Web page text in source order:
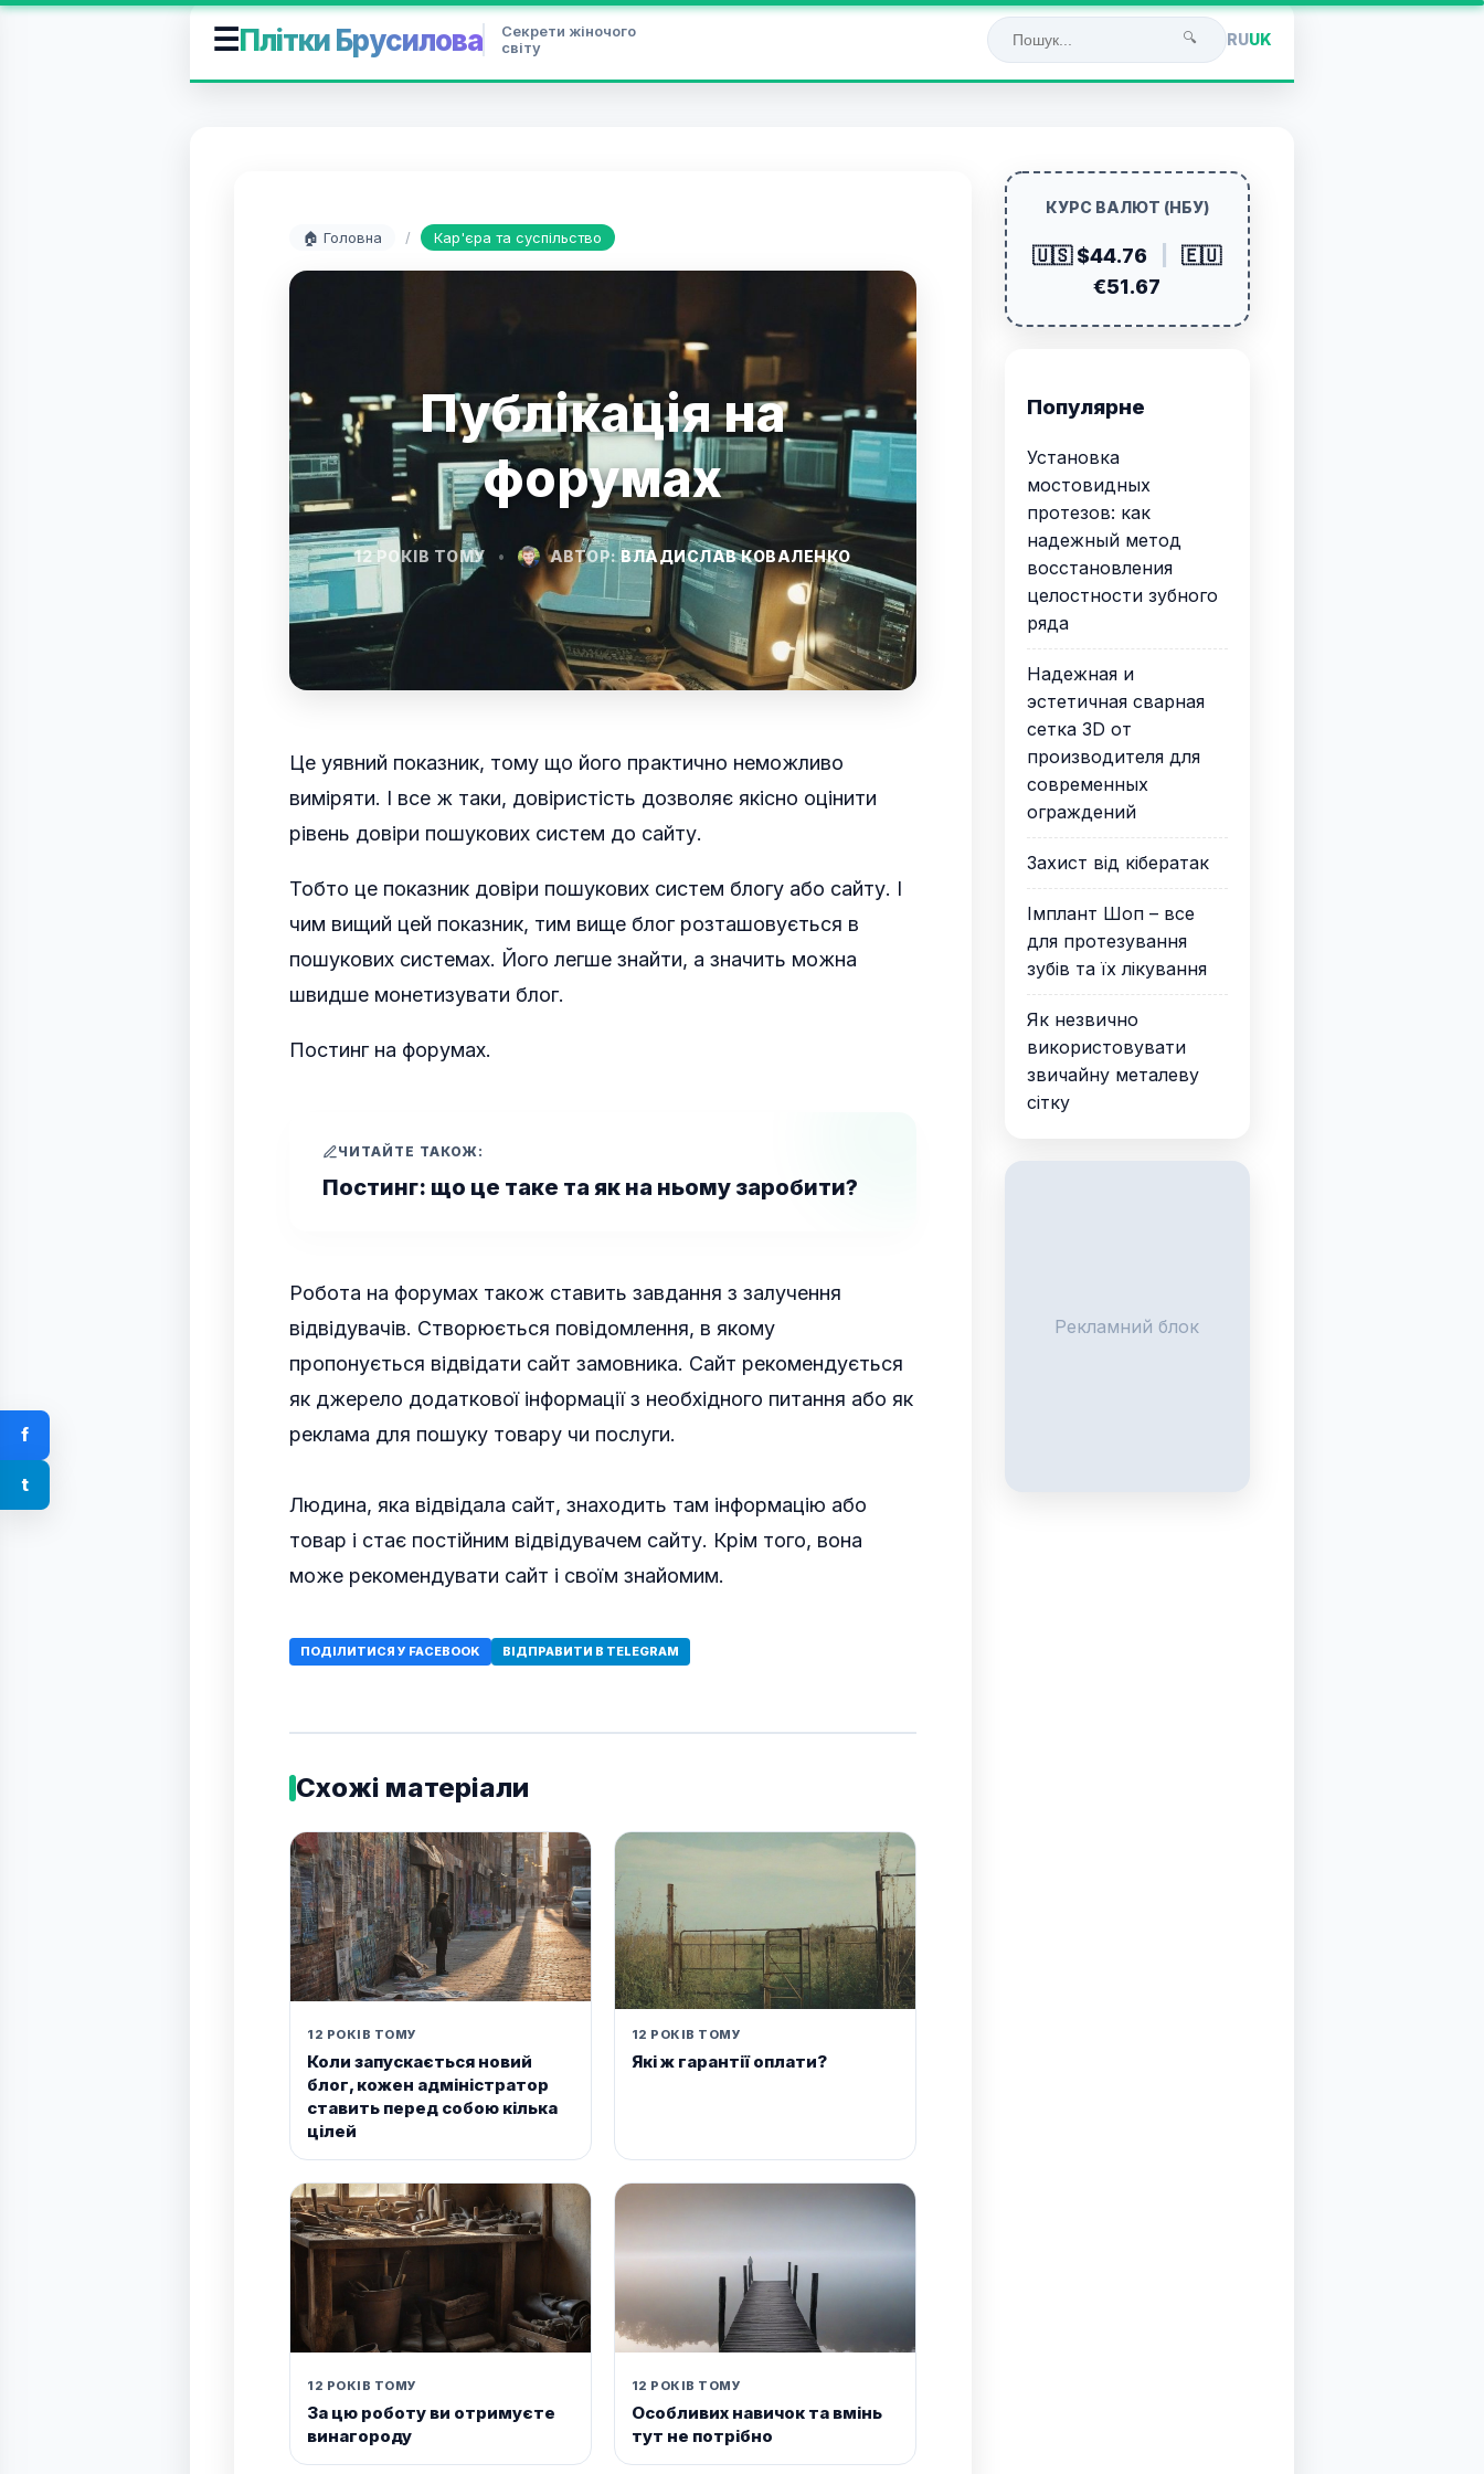
☰Плітки Брусилова
Секрети жіночого
світу
🔍 RUUK
🏠 Головна / Кар'єра та суспільство
Публікація на
форумах
12 РОКІВ ТОМУ • АВТОР:ВЛАДИСЛАВ КОВАЛЕНКО
Це уявний показник, тому що його практично неможливо
виміряти. І все ж таки, довіристість дозволяє якісно оцінити
рівень довіри пошукових систем до сайту.
Тобто це показник довіри пошукових систем блогу або сайту. І
чим вищий цей показник, тим вище блог розташовується в
пошукових системах. Його легше знайти, а значить можна
швидше монетизувати блог.
Постинг на форумах.
ЧИТАЙТЕ ТАКОЖ:
Постинг: що це таке та як на ньому заробити?
Робота на форумах також ставить завдання з залучення
відвідувачів. Створюється повідомлення, в якому
пропонується відвідати сайт замовника. Сайт рекомендується
як джерело додаткової інформації з необхідного питання або як
реклама для пошуку товару чи послуги.
Людина, яка відвідала сайт, знаходить там інформацію або
товар і стає постійним відвідувачем сайту. Крім того, вона
може рекомендувати сайт і своїм знайомим.
ПОДІЛИТИСЯ У FACEBOOK ВІДПРАВИТИ В TELEGRAM
Схожі матеріали
12 РОКІВ ТОМУ
Коли запускається новий
блог, кожен адміністратор
ставить перед собою кілька
цілей
12 РОКІВ ТОМУ
Які ж гарантії оплати?
12 РОКІВ ТОМУ
За цю роботу ви отримуєте
винагороду
12 РОКІВ ТОМУ
Особливих навичок та вмінь
тут не потрібно
КУРС ВАЛЮТ (НБУ)
🇺🇸 $44.76
🇪🇺
€51.67
Популярне
Установка
мостовидных
протезов: как
надежный метод
восстановления
целостности зубного
ряда
Надежная и
эстетичная сварная
сетка 3D от
производителя для
современных
ограждений
Захист від кібератак
Імплант Шоп – все
для протезування
зубів та їх лікування
Як незвично
використовувати
звичайну металеву
сітку
Рекламний блок
f
t